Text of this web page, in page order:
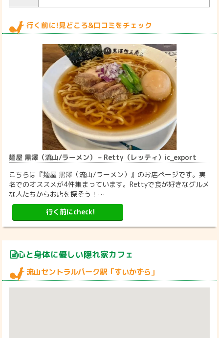
行く前に!見どころ&口コミをチェック
麺屋 黒澤（流山/ラーメン） – Retty（レッティ）ic_export
こちらは『麺屋 黒澤（流山/ラーメン）』のお店ページです。実
名でのオススメが4件集まっています。Rettyで食が好きなグルメ
な人たちからお店を探そう！…
行く前にcheck!
心と身体に優しい隠れ家カフェ
流山セントラルパーク駅「すいかずら」